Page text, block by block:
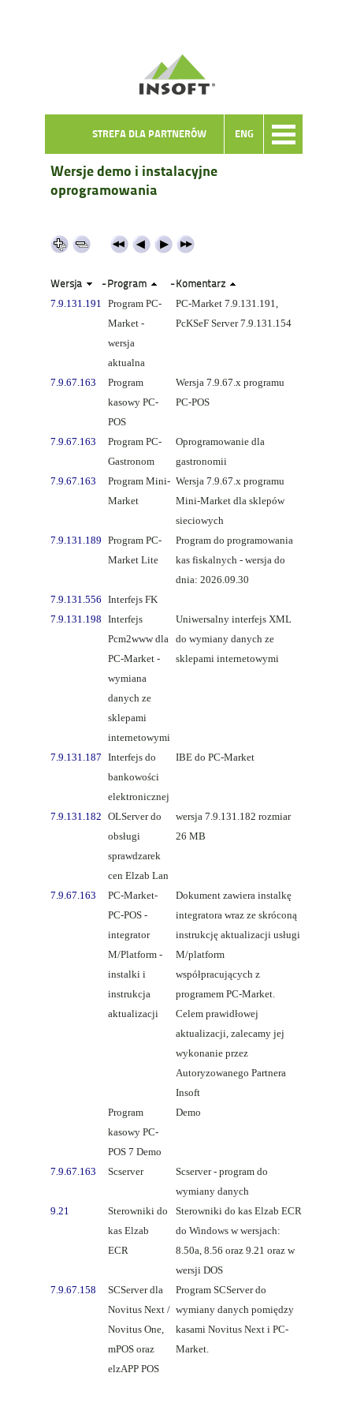
ENG
STREFA DLA PARTNERÓW
Wersje demo i instalacyjne
oprogramowania
Wersja -Program -Komentarz
7.9.131.191 Program PC-
Market -
wersja
aktualna
PC-Market 7.9.131.191,
PcKSeF Server 7.9.131.154
7.9.67.163
Program
kasowy PC-
POS
Wersja 7.9.67.x programu
PC-POS
7.9.67.163
Program PC-
Gastronom
Oprogramowanie dla
gastronomii
7.9.67.163
Program Mini-
Market
Wersja 7.9.67.x programu
Mini-Market dla sklepów
sieciowych
7.9.131.189 Program PC-
Market Lite
Program do programowania
kas fiskalnych - wersja do
dnia: 2026.09.30
7.9.131.556 Interfejs FK
7.9.131.198 Interfejs
Pcm2www dla
PC-Market -
wymiana
danych ze
sklepami
internetowymi
Uniwersalny interfejs XML
do wymiany danych ze
sklepami internetowymi
7.9.131.187 Interfejs do
bankowości
elektronicznej
IBE do PC-Market
7.9.131.182 OLServer do
obsługi
sprawdzarek
cen Elzab Lan
wersja 7.9.131.182 rozmiar
26 MB
7.9.67.163
PC-Market-
PC-POS -
integrator
M/Platform -
instalki i
instrukcja
aktualizacji
Dokument zawiera instalkę
integratora wraz ze skróconą
instrukcję aktualizacji usługi
M/platform
współpracujących z
programem PC-Market.
Celem prawidłowej
aktualizacji, zalecamy jej
wykonanie przez
Autoryzowanego Partnera
Insoft
Program
kasowy PC-
POS 7 Demo
Demo
7.9.67.163 Scserver
Scserver - program do
wymiany danych
9.21
Sterowniki do
kas Elzab
ECR
Sterowniki do kas Elzab ECR
do Windows w wersjach:
8.50a, 8.56 oraz 9.21 oraz w
wersji DOS
7.9.67.158
SCServer dla
Novitus Next /
Novitus One,
mPOS oraz
elzAPP POS
Program SCServer do
wymiany danych pomiędzy
kasami Novitus Next i PC-
Market.